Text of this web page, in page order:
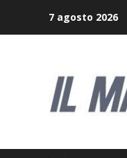
7 agosto 2026